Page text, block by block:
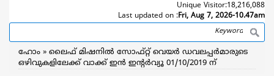
Unique Visitor:18,216,088
Last updated on :Fri, Aug 7, 2026-10.47am
Search
Breadcrumb
ഹോം
ലൈഫ് മിഷനിൽ സോഫ്റ്റ് വെയർ ഡവലപ്പർമാരുടെ
ഒഴിവുകളിലേക്ക് വാക്ക് ഇൻ ഇന്റർവ്യൂ 01/10/2019 ന്